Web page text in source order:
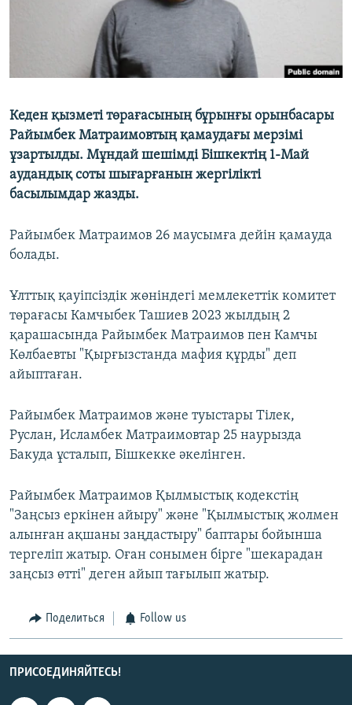
Кеден қызметі төрағасының бұрынғы орынбасары
Райымбек Матраимовтың қамаудағы мерзімі
ұзартылды. Мұндай шешімді Бішкектің 1-Май
аудандық соты шығарғанын жергілікті
басылымдар жазды.
Райымбек Матраимов 26 маусымға дейін қамауда
болады.
Ұлттық қауіпсіздік жөніндегі мемлекеттік комитет
төрағасы Камчыбек Ташиев 2023 жылдың 2
қарашасында Райымбек Матраимов пен Камчы
Көлбаевты "Қырғызстанда мафия құрды" деп
айыптаған.
Райымбек Матраимов және туыстары Тілек,
Руслан, Исламбек Матраимовтар 25 наурызда
Бакуда ұсталып, Бішкекке әкелінген.
Райымбек Матраимов Қылмыстық кодекстің
"Заңсыз еркінен айыру" және "Қылмыстық жолмен
алынған ақшаны заңдастыру" баптары бойынша
тергеліп жатыр. Оған сонымен бірге "шекарадан
заңсыз өтті" деген айып тағылып жатыр.
Поделиться Follow us
ПРИСОЕДИНЯЙТЕСЬ!